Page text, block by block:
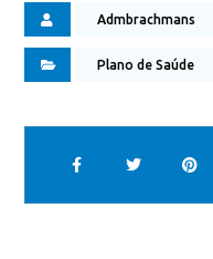
Admbrachmans
Plano de Saúde